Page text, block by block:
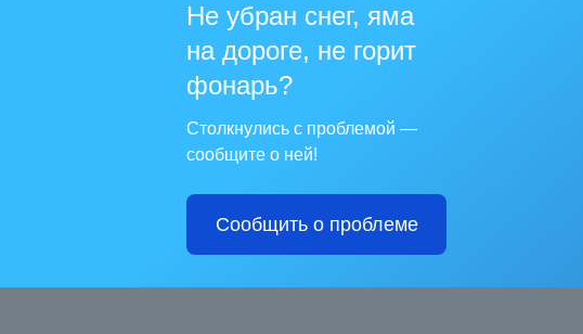
Не убран снег, яма
на дороге, не горит
фонарь?
Столкнулись с проблемой —
сообщите о ней!
Сообщить о проблеме